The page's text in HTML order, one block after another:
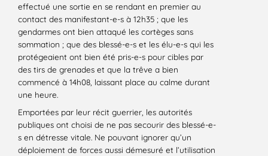
effectué une sortie en se rendant en premier au
contact des manifestant-e-s à 12h35 ; que les
gendarmes ont bien attaqué les cortèges sans
sommation ; que des blessé-e-s et les élu-e-s qui les
protégeaient ont bien été pris-e-s pour cibles par
des tirs de grenades et que la trêve a bien
commencé à 14h08, laissant place au calme durant
une heure.
Emportées par leur récit guerrier, les autorités
publiques ont choisi de ne pas secourir des blessé-e-
s en détresse vitale. Ne pouvant ignorer qu’un
déploiement de forces aussi démesuré et l’utilisation